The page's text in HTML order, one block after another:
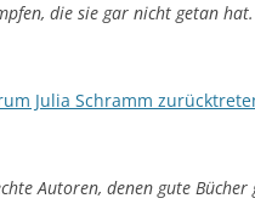
die sie gar nicht getan hat.
Julia Schramm
Autoren, denen gute Bücher